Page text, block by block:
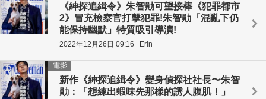
《紳探追緝令》朱智勛可望接棒《犯罪都市
2》冒充檢察官打擊犯罪!朱智勛「混亂下仍
能保持幽默」特質吸引導演!
2022年12月26日 09:16 Erin
新作《紳探追緝令》變身偵探社社長〜朱智
勛：「想練出蝦味先那樣的誘人腹肌！」
電影